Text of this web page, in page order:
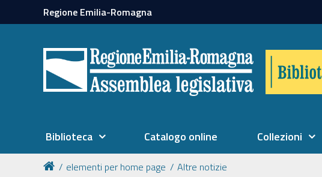
Regione Emilia-Romagna
Biblioteca Catalogo online Collezioni
elementi per home page Altre notizie